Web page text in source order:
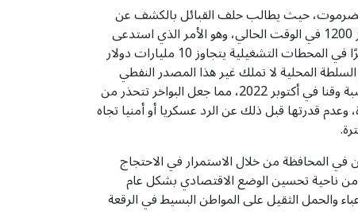
حضرموت، حيث يطالب حلف القبائل بالكشف عن
فروقات مادة الديزل الذي تنتجه الشركة والذي يقدر بحوالي 700 ريال للتر الواحد، علما بأن سعر البيع في السوق المحلي يتجاوز 1200 في الوقت الحالي، وهو الأمر الذي استدعى
السلطة المحلية أن تظهر مواضع صرف تلك الفروقات بأنها تصرف على صيانة قطاع الكهرباء بشكل عام، كونها تواجه عجزًا كبيرًا في المحطات التشغيلية يتجاوز 10 مليارات دولار
المحلية لا تملك غير هذا المصدر النفطي
لتغطية النفقات المرتفعة في ظل عدم قدرة الحكومة الشرعية على تصدير النفط إلى الخارج بسبب ضربات الحوثي إلى ميناء ضبة وقنا في أكتوبر 2022، مما جعل البواخر تتحذر من
وعدم قدرتها قبل ذلك عن الرد عسكريا أو أمنيا تجاه
المحافظة من خلال الاستمرار في الاحتجاج
من ناحية تحسين الوضع الاقتصادي بشكل عام
والحمل الثقيل على المواطن البسيط في الرقعة